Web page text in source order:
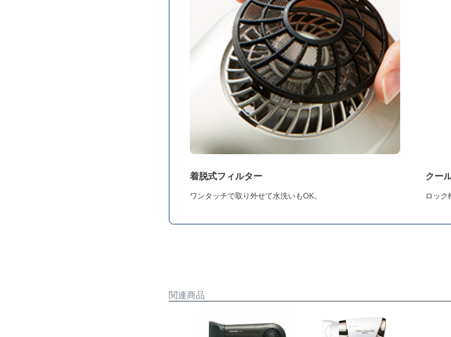
着脱式フィルター
ワンタッチで取り外せて水洗いもOK。
クー
ロック
風量切換 2段階
関連商品